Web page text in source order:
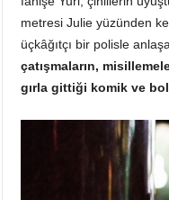
metresi Julie yüzünden
üçkâğıtçı bir polisle
çatışmaların,
gırla gittiği komik ve